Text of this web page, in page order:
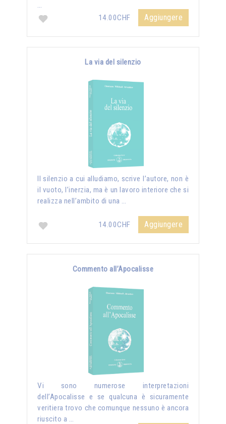
…
14.00CHF
Aggiungere
La via del silenzio
II silenzio a cui alludiamo, scrive l’autore, non è
il vuoto, l’inerzia, ma è un lavoro interiore che si
realizza nell’ambito di una …
14.00CHF Aggiungere
Commento all’Apocalisse
Vi sono numerose interpretazioni
dell’Apocalisse e se qualcuna è sicuramente
veritiera trovo che comunque nessuno è ancora
riuscito a …